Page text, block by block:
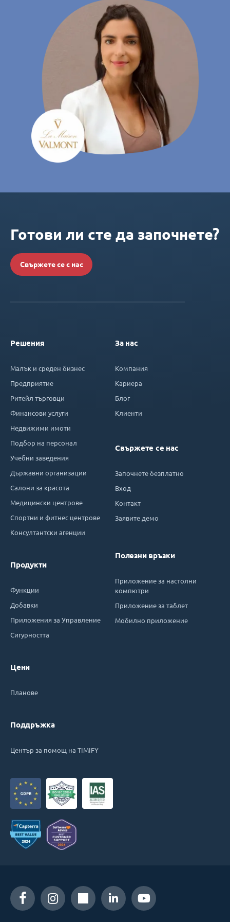
Готови ли сте да започнете?
Свържете се с нас
Решения
Малък и среден бизнес
Предприятие
Ритейл търговци
Финансови услуги
Недвижими имоти
Подбор на персонал
Учебни заведения
Държавни организации
Салони за красота
Медицински центрове
Спортни и фитнес центрове
Консултантски агенции
Продукти
Функции
Добавки
Приложения за Управление
Сигурността
Цени
Планове
Поддръжка
Център за помощ на TIMIFY
За нас
Компания
Кариера
Блог
Клиенти
Свържете се нас
Започнете безплатно
Вход
Контакт
Заявите демо
Полезни връзки
Приложение за настолни
компютри
Приложение за таблет
Мобилно приложение